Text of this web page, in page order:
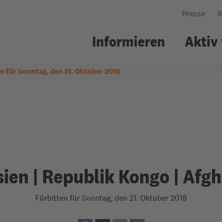
Presse
Informieren
Netzwerke
Jahresbericht
Aktiv
Fürbitten
Evangelische
Erwachsenenbildung
für Sonntag, den 21. Oktober 2018
| Republik Kongo |
Fürbitten für Sonntag, den 21. Oktober 2018